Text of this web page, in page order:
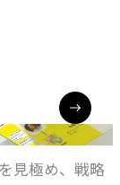
見極め、戦略